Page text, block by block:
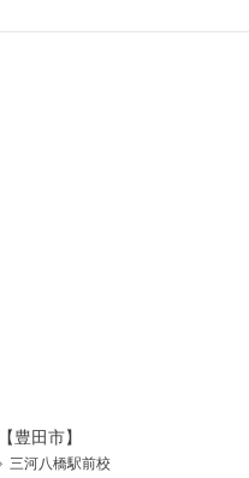
【豊田市】
三河八橋駅前校